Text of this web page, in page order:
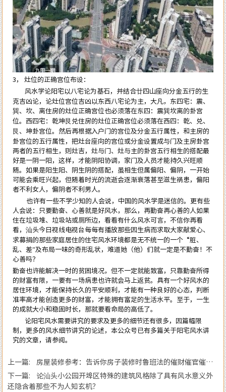
3， 灶位的正确宫位布设：
风水学论阳宅以八宅论为基石，并结合廿四山座向分金五行的生
克吉凶论，论灶位宫位吉凶以东西八宅论为主，大凡，东四宅：震、
巽、坎、离住房的灶位正确宫位也必须落在东四：震巽坎离的卦宫
位。西四宅：乾坤艮兑住房的灶位正确宫位必须落在西四：乾、兑、
艮、坤卦宫位。然后再根据入户门的宫位及分金五行属性，和主房的
卦宫位的五行属性，把灶台座向的宫位或分金设置成与门及主房卦宫
两者的五行相生，则灶吉，灶与门、灶与主的卦宫五行相生的搭配最
好是一阴一阳，这样，才能阴阳协调，家门及人员才能持久兴旺顺
随。如果是阳生阳、阴生阴的搭配，虽相生但属偏阳、偏阴，一开始
可能会乘旺兴起，但随着时光的流逝会逐渐衰落甚至滋生祸患，偏阳
者不利女人，偏阴者不利男人。
也许有一些不学少知的人会说，中国的风水学是迷信的。更有些
人会说：只要勤奋、心善就是好风水，那么，再勤奋再心善的人如果
住在垃圾堆、垃圾站或厕所边，看看有什么风水可言，不信你再看
看，汕头今日视线电视台每每有播放那些因生病而求取大家献爱心、
求募捐的那些家庭居住的住宅风水环境都是无不统一的一个“脏、
乱、差”及布局一味的奇形乱状，难道她（他）们就一定是不勤奋！不
心善吗？
勤奋也许能解决一时的贫困境况，但不一定就能致富，只靠勤奋所得
的财富有限，一要有一场病患也许就会马上返贫。具有一个好风水的
居住环境，才能保持长久的平安顺利，才能有一种良好的心态，判断
准率高才能创造更多的财富，才能拥有富足的生活水平。至于，一生
的成就大小和稳固时长，那就要看命局的高低了。
论阳宅风水需要讲究的要求及更多的细节还有很多，因篇幅限
制，更多的风水细节讲究的论述，本公众号已有多篇关于阳宅风水讲
究的文章，请参阅。
上一篇: 房屋装修参考：告诉你房子装修时鲁班法的催财催官催文
昌方法
下一篇: 论汕头小公园开埠区特殊的建筑风格除了具有风水意义外
还隐含着那些不为人知玄机？